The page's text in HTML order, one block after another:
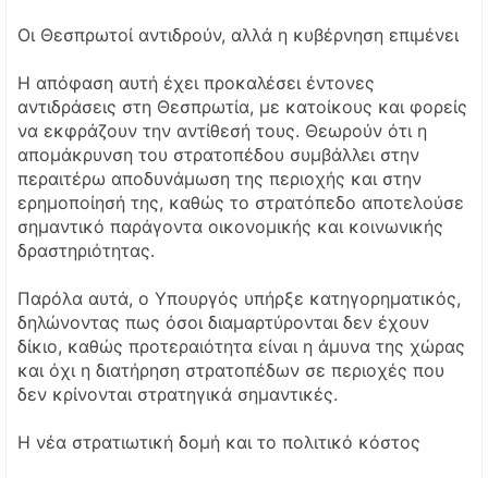
Οι Θεσπρωτοί αντιδρούν, αλλά η κυβέρνηση επιμένει
Η απόφαση αυτή έχει προκαλέσει έντονες
αντιδράσεις στη Θεσπρωτία, με κατοίκους και φορείς
να εκφράζουν την αντίθεσή τους. Θεωρούν ότι η
απομάκρυνση του στρατοπέδου συμβάλλει στην
περαιτέρω αποδυνάμωση της περιοχής και στην
ερημοποίησή της, καθώς το στρατόπεδο αποτελούσε
σημαντικό παράγοντα οικονομικής και κοινωνικής
δραστηριότητας.
Παρόλα αυτά, ο Υπουργός υπήρξε κατηγορηματικός,
δηλώνοντας πως όσοι διαμαρτύρονται δεν έχουν
δίκιο, καθώς προτεραιότητα είναι η άμυνα της χώρας
και όχι η διατήρηση στρατοπέδων σε περιοχές που
δεν κρίνονται στρατηγικά σημαντικές.
Η νέα στρατιωτική δομή και το πολιτικό κόστος